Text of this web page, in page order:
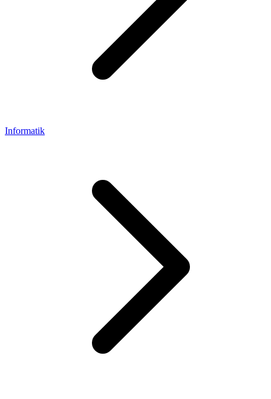
Informatik